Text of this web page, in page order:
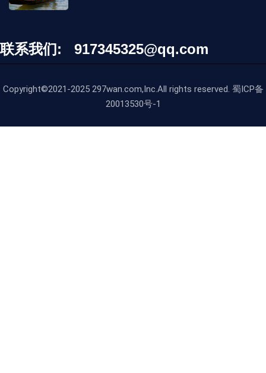
联系我们: 917345325@qq.com
Copyright©2021-2025 297wan.com,Inc.All rights reserved. 蜀ICP备
20013530号-1